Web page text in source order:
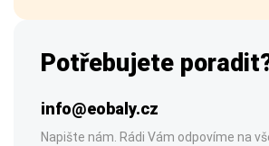
Potřebujete
info@eobaly.cz
Napište nám. Rádi Vám odpovíme na